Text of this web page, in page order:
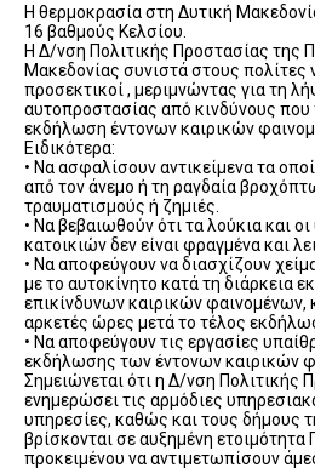
Η θερμοκρασία στη Δυτική
16 βαθμούς Κελσίου.
Η Δ/νση Πολιτικής Προστασίας της
Μακεδονίας συνιστά στους πολίτες
προσεκτικοί , μεριμνώντας για τη
αυτοπροστασίας από κινδύνους που
εκδήλωση έντονων καιρικών
Ειδικότερα:
• Να ασφαλίσουν αντικείμενα τα
από τον άνεμο ή τη ραγδαία
τραυματισμούς ή ζημιές.
• Να βεβαιωθούν ότι τα λούκια και
κατοικιών δεν είναι φραγμένα και
• Να αποφεύγουν να διασχίζουν
με το αυτοκίνητο κατά τη διάρκεια
επικίνδυνων καιρικών φαινομένων,
αρκετές ώρες μετά το τέλος
• Να αποφεύγουν τις εργασίες
εκδήλωσης των έντονων καιρικών
Σημειώνεται ότι η Δ/νση Πολιτικής
ενημερώσει τις αρμόδιες
υπηρεσίες, καθώς και τους δήμους
βρίσκονται σε αυξημένη ετοιμότητα
προκειμένου να αντιμετωπίσουν